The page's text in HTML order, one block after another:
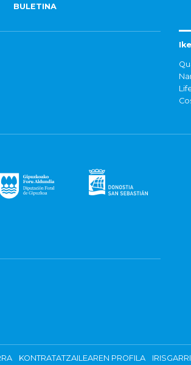
BULETINA
KONTRATATZAILEAREN PROFILA